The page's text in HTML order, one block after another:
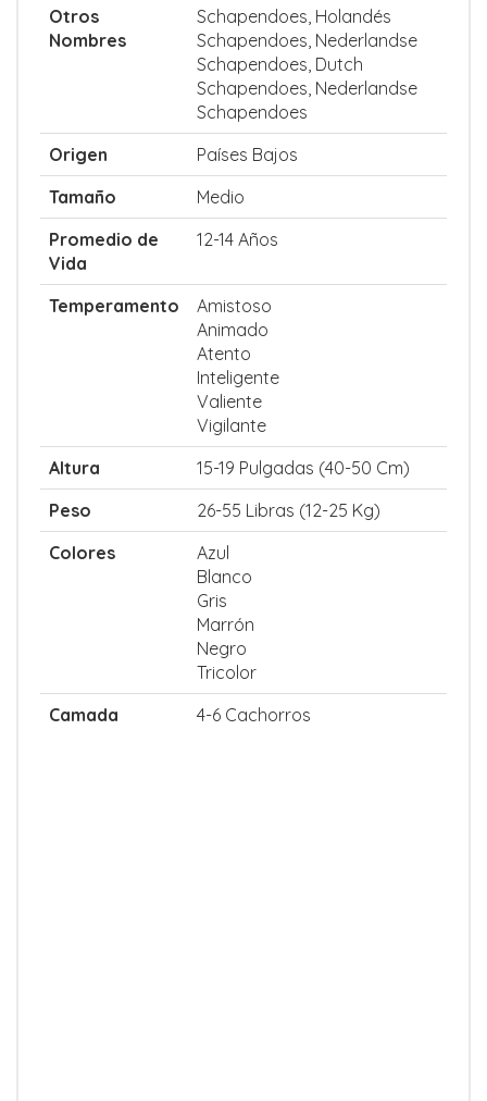
Otros
Nombres
Schapendoes, Holandés
Schapendoes, Nederlandse
Schapendoes, Dutch
Schapendoes, Nederlandse
Schapendoes
Origen
Países Bajos
Tamaño
Medio
Promedio de
Vida
12-14 Años
Temperamento
Amistoso
Animado
Atento
Inteligente
Valiente
Vigilante
Altura
15-19 Pulgadas (40-50 Cm)
Peso
26-55 Libras (12-25 Kg)
Colores
Azul
Blanco
Gris
Marrón
Negro
Tricolor
Camada
4-6 Cachorros